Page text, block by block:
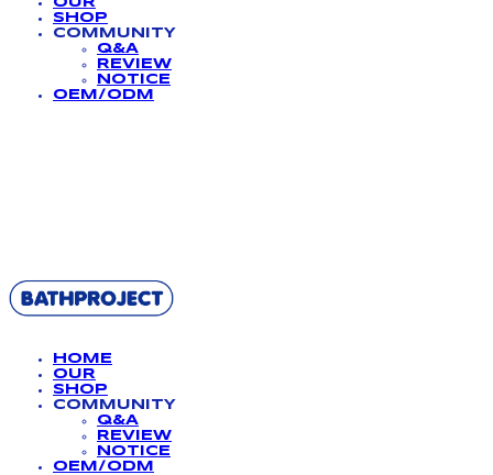
SHOP
COMMUNITY
Q&A
REVIEW
NOTICE
OEM/ODM
HOME
OUR
SHOP
COMMUNITY
Q&A
REVIEW
NOTICE
OEM/ODM